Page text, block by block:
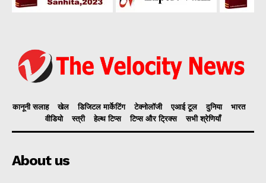
कानूनी सलाह खेल डिजिटल मार्केटिंग टेक्नोलॉजी एआई टूल दुनिया
भारत
वीडियो
स्त्री हेल्थ टिप्स टिप्स और ट्रिक्स सभी श्रेणियाँ
About us